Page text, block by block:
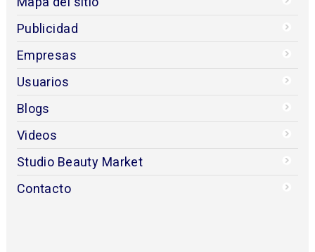
Publicidad
Empresas
Usuarios
Blogs
Videos
Studio Beauty Market
Contacto